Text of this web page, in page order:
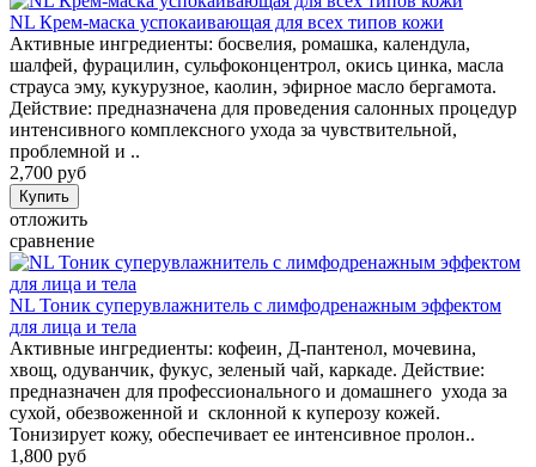
NL Крем-маска успокаивающая для всех типов кожи
Активные ингредиенты: босвелия, ромашка, календула,
шалфей, фурацилин, сульфоконцентрол, окись цинка, масла
страуса эму, кукурузное, каолин, эфирное масло бергамота.
Действие: предназначена для проведения салонных процедур
интенсивного комплексного ухода за чувствительной,
проблемной и ..
2,700 руб
отложить
сравнение
NL Тоник суперувлажнитель с лимфодренажным эффектом
для лица и тела
Активные ингредиенты: кофеин, Д-пантенол, мочевина,
хвощ, одуванчик, фукус, зеленый чай, каркаде. Действие:
предназначен для профессионального и домашнего ухода за
сухой, обезвоженной и склонной к куперозу кожей.
Тонизирует кожу, обеспечивает ее интенсивное пролон..
1,800 руб